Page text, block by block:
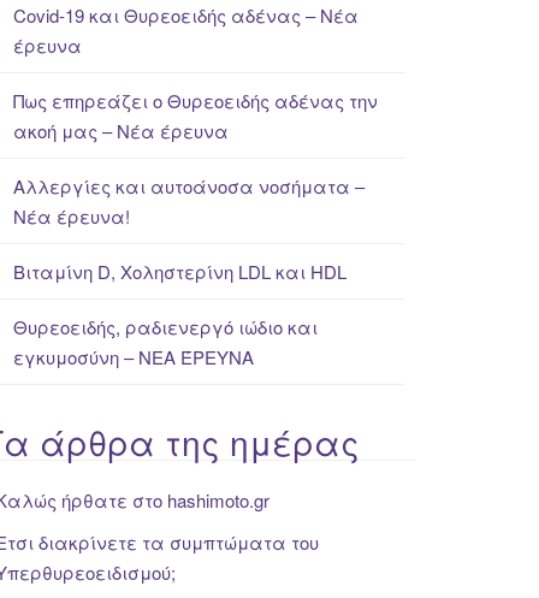
Covid-19 και Θυρεοειδής αδένας – Νέα
έρευνα
Πως επηρεάζει ο Θυρεοειδής αδένας την
ακοή μας – Νέα έρευνα
Αλλεργίες και αυτοάνοσα νοσήματα –
Νέα έρευνα!
Βιταμίνη D, Χοληστερίνη LDL και HDL
Θυρεοειδής, ραδιενεργό ιώδιο και
εγκυμοσύνη – ΝΕΑ ΈΡΕΥΝΑ
άρθρα της ημέρας
ήρθατε στο hashimoto.gr
διακρίνετε τα συμπτώματα του